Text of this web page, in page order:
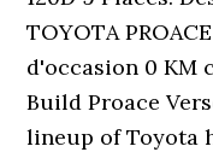
TOYOTA
d'occasion 0 KM
Build Proace
lineup of Toyota